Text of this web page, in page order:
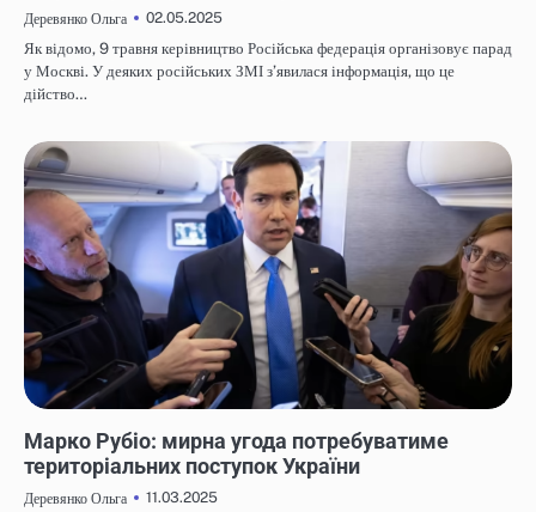
Деревянко Ольга
02.05.2025
Як відомо, 9 травня керівництво Російська федерація організовує парад
у Москві. У деяких російських ЗМІ з’явилася інформація, що це
дійство…
Марко Рубіо: мирна угода потребуватиме
територіальних поступок України
Деревянко Ольга
11.03.2025